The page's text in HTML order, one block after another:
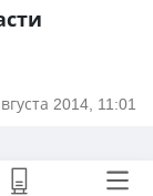
2014, 11:01